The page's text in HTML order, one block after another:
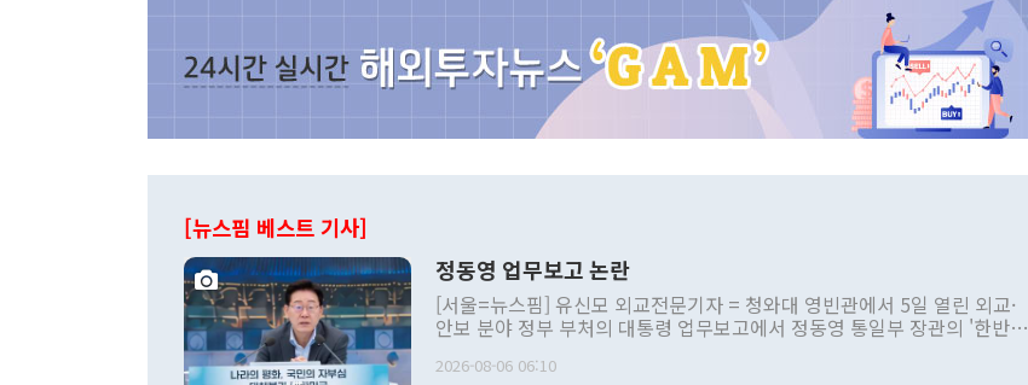
[뉴스핌 베스트 기사]
정동영 업무보고 논란
[서울=뉴스핌] 유신모 외교전문기자 = 청와대 영빈관에서 5일 열린 외교·
안보 분야 정부 부처의 대통령 업무보고에서 정동영 통일부 장관의 '한반도
발언 중에는 정부 내 조율을 거치지 않은 사안을 정책으로 추진하겠다고 공
2026-08-06 06:10